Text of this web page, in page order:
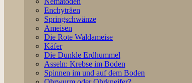
Enchyträen
Springschwänze
Ameisen
Die Rote Waldameise
Käfer
Die Dunkle Erdhummel
Asseln: Krebse im Boden
Spinnen im und auf dem Boden